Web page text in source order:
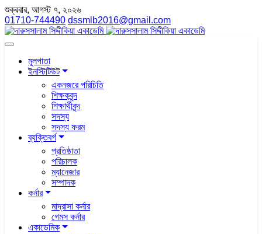
শুক্রবার, আগস্ট ৭, ২০২৬
01710-744490 dssmlb2016@gmail.com
মূলপাতা
ইনস্টিটিউট
একনজরে পরিচিতি
শিক্ষকবৃন্দ
শিক্ষার্থীবৃন্দ
সদস্য
সদস্য ফরম
ব্যক্তিবর্গ
প্রতিষ্ঠাতা
পরিচালক
ম্যানেজার
সম্পাদক
কর্নার
মাদ্রাসা কর্নার
গেমস কর্নার
একাডেমিক